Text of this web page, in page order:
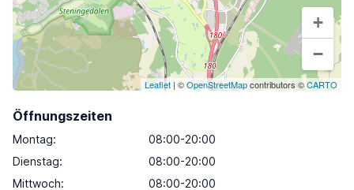
+
−
Leaflet | ©OpenStreetMapcontributors ©CARTO
Öffnungszeiten
Montag:
08:00-20:00
Dienstag:
08:00-20:00
Mittwoch:
08:00-20:00